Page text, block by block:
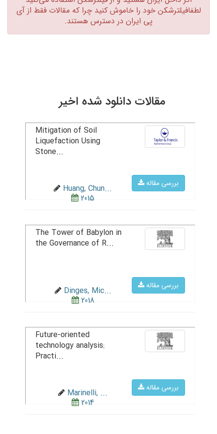
لطفافیلترشکن خود را خاموش کنید چرا که مقالات فقط از آی
پی ایران در دسترس هستند.‏
مقالات دانلود شده اخیر
بررسی مقاله
Mitigation of Soil
Liquefaction Using
Stone...
Huang, Chun...
2015
بررسی مقاله
The Tower of Babylon in
the Governance of R...
Dinges, Mic...
2018
بررسی مقاله
Future-oriented
technology analysis:
Practi...
Marinelli, ...
2014